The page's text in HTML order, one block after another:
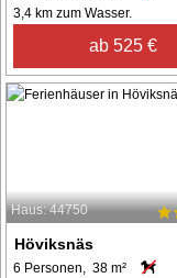
3,4 km zum Wasser.
ab 525 €
Haus: 44750
Höviksnäs
6 Personen, 38 m²